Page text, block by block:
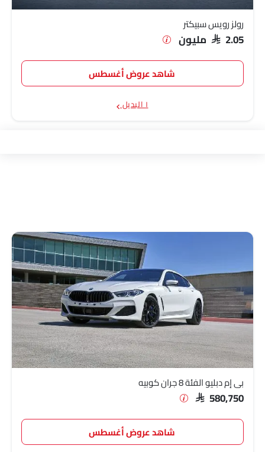
رولز رويس سبيكتر
SAR 2.05 مليون
شاهد عروض أغسطس
١ البديل
بي إم دبليو الفئة 8 جران كوبيه
SAR 580,750
شاهد عروض أغسطس